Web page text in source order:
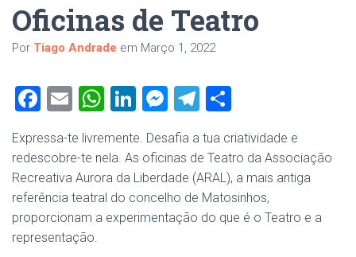
Oficinas de Teatro
Por Tiago Andrade em Março 1, 2022
F
ce
b
o
ok
E
ai
l
W
at
s
A
p
Li
e
dI
n
M
es
se
n
g
er
T
e
gr
a
m
ar
e
Expressa-te livremente. Desafia a tua criatividade e
redescobre-te nela. As oficinas de Teatro da Associação
Recreativa Aurora da Liberdade (ARAL), a mais antiga
referência teatral do concelho de Matosinhos,
proporcionam a experimentação do que é o Teatro e a
representação.